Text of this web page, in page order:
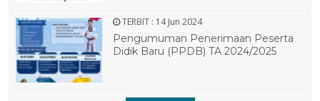
TERBIT : 14 Jun 2024
Pengumuman Penerimaan Peserta
Didik Baru (PPDB) TA 2024/2025
12 OKT 2025